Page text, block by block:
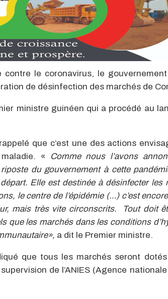
le coronavirus, le
de désinfection des marchés de
ministre guinéen qui a procédé au
que c’est une des actions
«
Comme nous l’avons
du gouvernement à cette
Elle est destinée à désinfecter les
le centre de l’épidémie (…) c’est
mais très vite circonscrits. Tout doit
que les marchés dans les conditions
a dit le Premier ministre.
que tous les marchés seront
de l’ANIES (Agence nationale